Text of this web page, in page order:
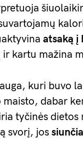
atsaką į
kartu mažina
kuri buvo
dabar
tyčinės
svorį, jos siunčia